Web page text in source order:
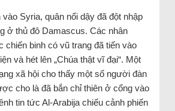
vào Syria, quân nổi dậy đã đột nhập
ở thủ đô Damascus. Các nhân
chiến binh có vũ trang đã tiến vào
và hét lên „Chúa thật vĩ đại“. Một
xã hội cho thấy một số người đàn
cho là đã bắn chỉ thiên ở cổng vào
tin tức Al-Arabija chiếu cảnh phiến